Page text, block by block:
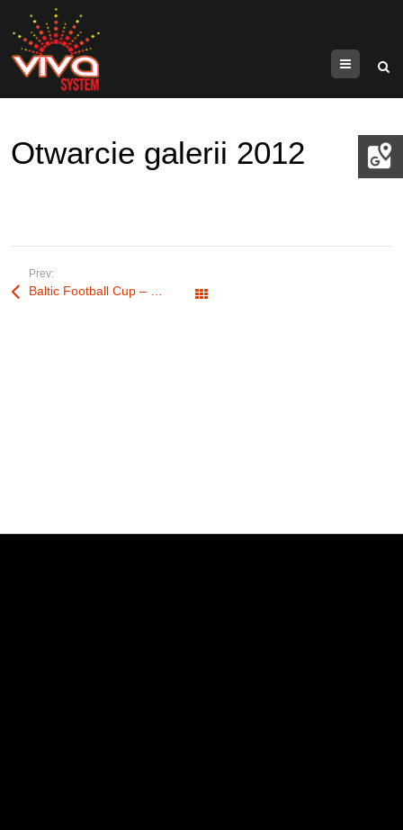
Menu
Otwarcie galerii 2012
Prev:
Baltic Football Cup – pokaz konfetti z dwóch armatek